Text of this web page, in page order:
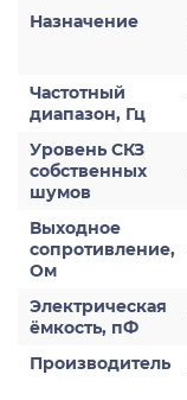
Назначение
Частотный
диапазон, Гц
Уровень СКЗ
собственных
шумов
Выходное
сопротивление,
Ом
Электрическая
ёмкость, пФ
Производитель